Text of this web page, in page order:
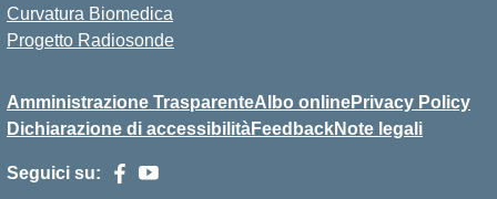
Curvatura Biomedica
Progetto Radiosonde
Amministrazione TrasparenteAlbo onlinePrivacy Policy
Dichiarazione di accessibilitàFeedbackNote legali
Seguici su: